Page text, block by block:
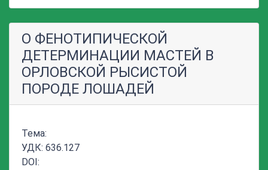
О ФЕНОТИПИЧЕСКОЙ
ДЕТЕРМИНАЦИИ МАСТЕЙ В
ОРЛОВСКОЙ РЫСИСТОЙ
ПОРОДЕ ЛОШАДЕЙ
Тема:
УДК: 636.127
DOI: